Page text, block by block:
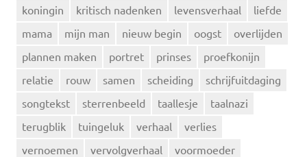
koningin
kritisch nadenken levensverhaal
liefde
mama
mijn man nieuw begin oogst
overlijden
plannen maken
portret prinses
proefkonijn
relatie
rouw samen scheiding
schrijfuitdaging
songtekst
sterrenbeeld taallesje
taalnazi
terugblik
tuingeluk verhaal
verlies
vernoemen
vervolgverhaal
voormoeder